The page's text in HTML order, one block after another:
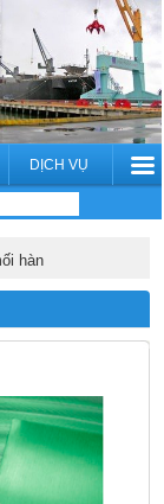
DỊCH VỤ
hàn